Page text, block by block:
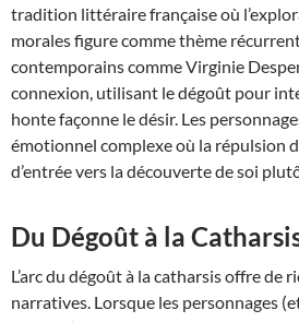
tradition littéraire française où
morales figure comme thème
contemporains comme Virginie
connexion, utilisant le dégoût pour
honte façonne le désir. Les
émotionnel complexe où la répulsion
d’entrée vers la découverte de soi
Du Dégoût à la
L’arc du dégoût à la catharsis offre de
narratives. Lorsque les personnages